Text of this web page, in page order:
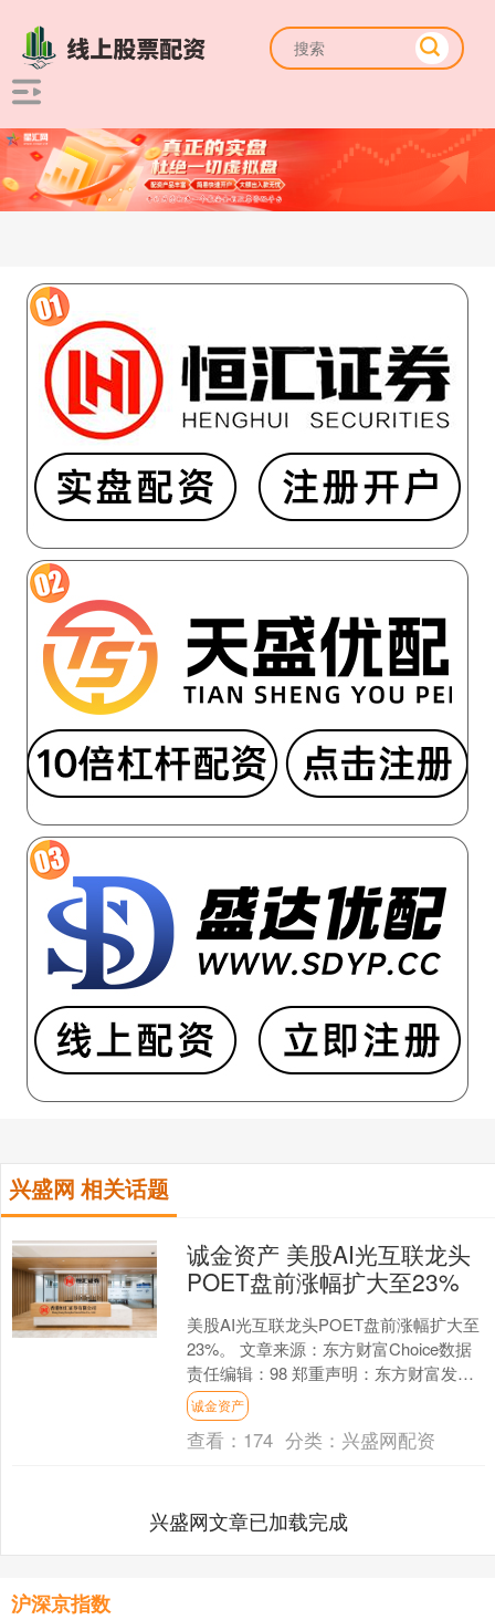
兴盛网 相关话题
诚金资产 美股AI光互联龙头
POET盘前涨幅扩大至23%
美股AI光互联龙头POET盘前涨幅扩大至
23%。 文章来源：东方财富Choice数据
责任编辑：98 郑重声明：东方财富发布
此内容旨在传播更多信息，与本站立场
无....
诚金资产
查看： 174 分类： 兴盛网配资
兴盛网文章已加载完成
沪深京指数